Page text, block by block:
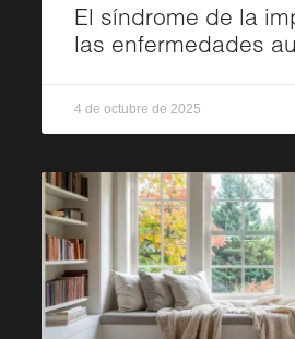
El síndrome de la
las enfermedades
4 de octubre de 2025